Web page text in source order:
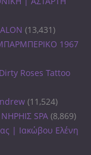
(13,431)
1967
Roses Tattoo
(11,524)
SPA (8,869)
| Ιακώβου Ελένη